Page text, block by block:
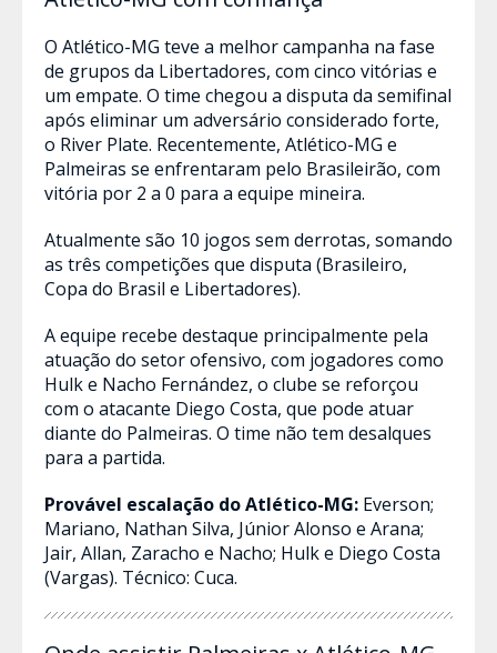
O Atlético-MG teve a melhor campanha na fase
de grupos da Libertadores, com cinco vitórias e
um empate. O time chegou a disputa da semifinal
após eliminar um adversário considerado forte,
o River Plate. Recentemente, Atlético-MG e
Palmeiras se enfrentaram pelo Brasileirão, com
vitória por 2 a 0 para a equipe mineira.
Atualmente são 10 jogos sem derrotas, somando
as três competições que disputa (Brasileiro,
Copa do Brasil e Libertadores).
A equipe recebe destaque principalmente pela
atuação do setor ofensivo, com jogadores como
Hulk e Nacho Fernández, o clube se reforçou
com o atacante Diego Costa, que pode atuar
diante do Palmeiras. O time não tem desalques
para a partida.
Provável escalação do Atlético-MG: Everson;
Mariano, Nathan Silva, Júnior Alonso e Arana;
Jair, Allan, Zaracho e Nacho; Hulk e Diego Costa
(Vargas). Técnico: Cuca.